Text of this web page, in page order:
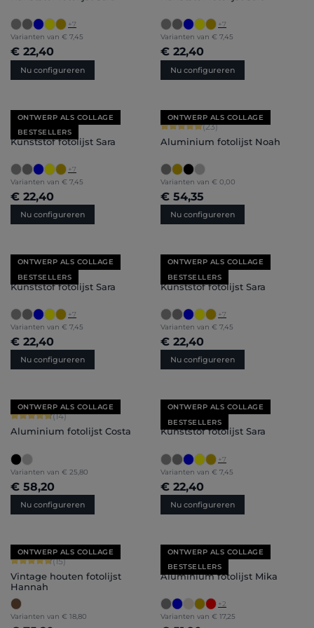
+7
Varianten van € 7,45
€ 22,40
Nu configureren
+7
Varianten van € 7,45
€ 22,40
Nu configureren
ONTWERP ALS COLLAGE
BESTSELLERS
Gemiddelde waardering van 4.71 van 5 sterren
Kunststof fotolijst Sara
+7
Varianten van € 7,45
€ 22,40
Nu configureren
ONTWERP ALS COLLAGE
Gemiddelde waardering van 4.91
(23)
Aluminium fotolijst Noah
Varianten van € 0,00
€ 54,35
Nu configureren
ONTWERP ALS COLLAGE
BESTSELLERS
Gemiddelde waardering van 4.71 van 5 sterren
Kunststof fotolijst Sara
+7
Varianten van € 7,45
€ 22,40
Nu configureren
ONTWERP ALS COLLAGE
BESTSELLERS
Gemiddelde waardering van 4.71
Kunststof fotolijst Sara
+7
Varianten van € 7,45
€ 22,40
Nu configureren
ONTWERP ALS COLLAGE
Gemiddelde waardering van 4.86 van 5 sterren
(14)
Aluminium fotolijst Costa
Varianten van € 25,80
€ 58,20
Nu configureren
ONTWERP ALS COLLAGE
BESTSELLERS
Gemiddelde waardering van 4.71
Kunststof fotolijst Sara
+7
Varianten van € 7,45
€ 22,40
Nu configureren
ONTWERP ALS COLLAGE
Gemiddelde waardering van 4.87 van 5 sterren
(15)
Vintage houten fotolijst
Hannah
Varianten van € 18,80
ONTWERP ALS COLLAGE
BESTSELLERS
Gemiddelde waardering van 5 van 5
Aluminium fotolijst Mika
+2
Varianten van € 17,25